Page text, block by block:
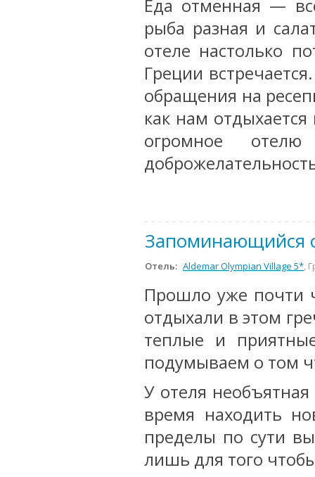
Еда отменная —
рыба разная и
отеле настолько
Греции
обращения на
как нам
огромное
Запоминающийся
Отель: Aldemar Olympian Village 5*,
Прошло уже почти
отдыхали в этом
теплые и
подумываем о том
У отеля
время находить
пределы по сути
лишь для того